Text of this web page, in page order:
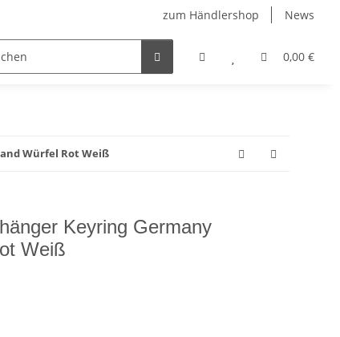
zum Händlershop News
0,00 €
Würfel Rot Weiß
Keyring Germany
Weiß